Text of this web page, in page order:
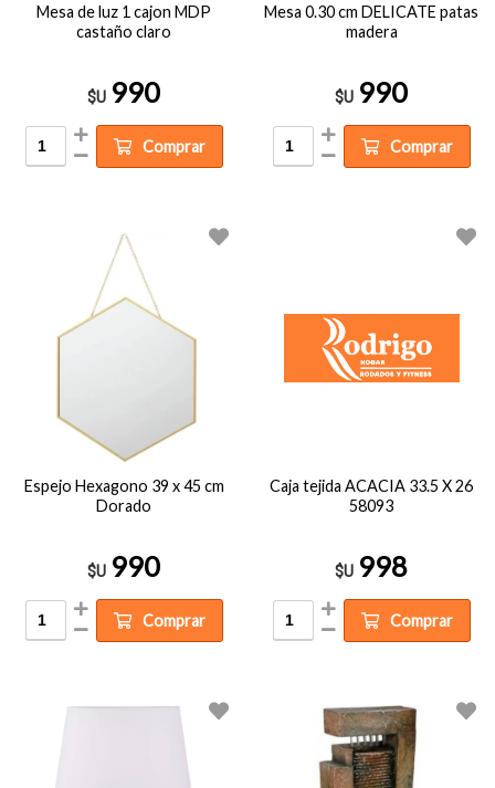
Mesa de luz 1 cajon MDP
castaño claro
$U 990
Comprar
Mesa 0.30 cm DELICATE patas
madera
$U 990
Comprar
Espejo Hexagono 39 x 45 cm
Dorado
$U 990
Comprar
Caja tejida ACACIA 33.5 X 26
58093
$U 998
Comprar